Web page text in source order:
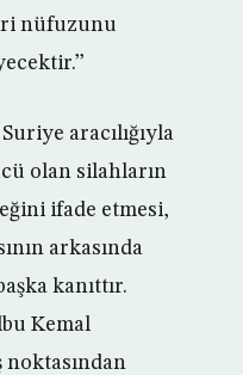
nüfuzunu
aracılığıyla
olan silahların
ifade etmesi,
arkasında
kanıttır.
Kemal